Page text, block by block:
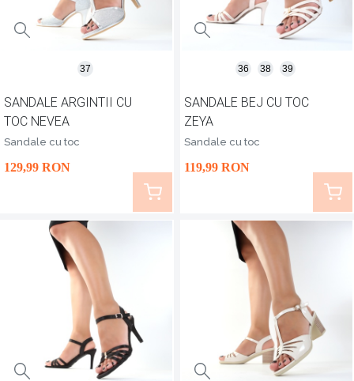
SANDALE ARGINTII CU
TOC NEVEA
Sandale cu toc
129,99 RON
37
SANDALE BEJ CU TOC
ZEYA
Sandale cu toc
119,99 RON
36 38 39